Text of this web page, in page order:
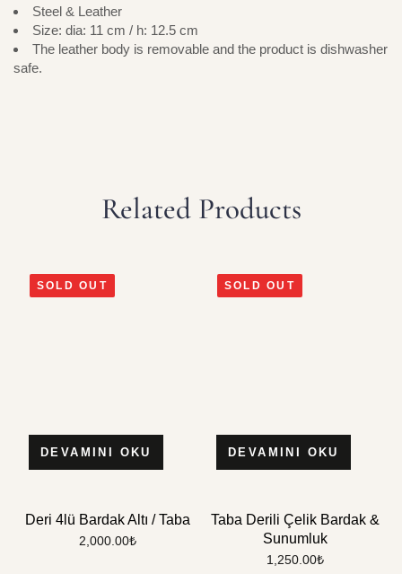
Steel & Leather
Size: dia: 11 cm / h: 12.5 cm
The leather body is removable and the product is dishwasher
safe.
Related Products
SOLD OUT
DEVAMINI OKU
Deri 4lü Bardak Altı / Taba
2,000.00₺
SOLD OUT
DEVAMINI OKU
Taba Derili Çelik Bardak &
Sunumluk
1,250.00₺